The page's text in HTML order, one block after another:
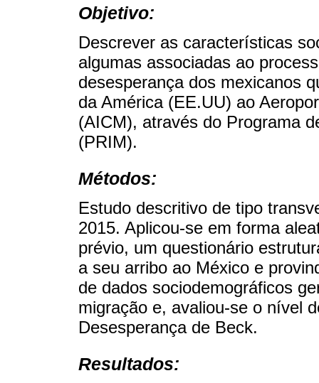
Objetivo:
Descrever as características
algumas associadas ao
desesperança dos mexicanos
da América (EE.UU) ao
(AICM), através do Programa
(PRIM).
Métodos:
Estudo descritivo de tipo
2015. Aplicou-se em forma
prévio, um questionário
a seu arribo ao México e
de dados sociodemográficos
migração e, avaliou-se o nível
Desesperança de Beck.
Resultados: